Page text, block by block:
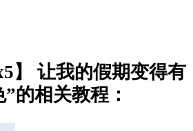
】 让我的假期变得有
的相关教程：